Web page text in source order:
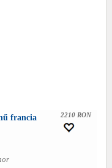
francia
2210 RON